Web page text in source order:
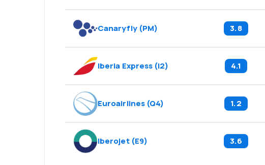
Canaryfly(PM) 3.8
Iberia Express (I2) 4.1
Euroairlines(Q4) 1.2
Iberojet(E9) 3.6